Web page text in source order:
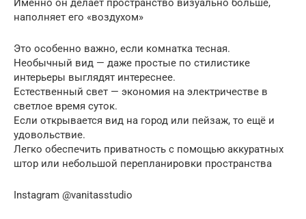
Именно он делает пространство визуально больше,
наполняет его «воздухом»
Это особенно важно, если комнатка тесная.
Необычный вид — даже простые по стилистике
интерьеры выглядят интереснее.
Естественный свет — экономия на электричестве в
светлое время суток.
Если открывается вид на город или пейзаж, то ещё и
удовольствие.
Легко обеспечить приватность с помощью аккуратных
штор или небольшой перепланировки пространства
Instagram @vanitasstudio